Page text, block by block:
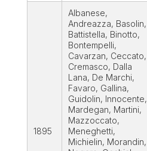
1895
Albanese,
Andreazza, Basolin,
Battistella, Binotto,
Bontempelli,
Cavarzan, Ceccato,
Cremasco, Dalla
Lana, De Marchi,
Favaro, Gallina,
Guidolin, Innocente,
Mardegan, Martini,
Mazzoccato,
Meneghetti,
Michielin, Morandin,